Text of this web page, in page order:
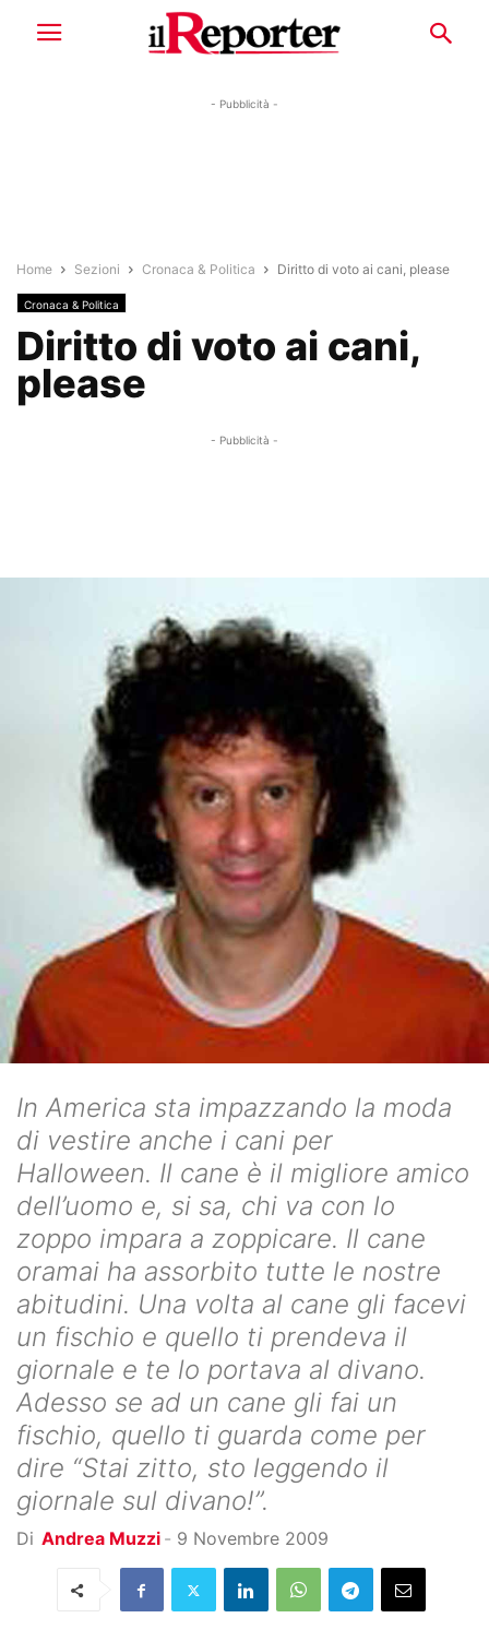
- Pubblicità -
Home Sezioni Cronaca & Politica Diritto di voto ai cani, please
Cronaca & Politica
Diritto di voto ai cani,
please
- Pubblicità -
In America sta impazzando la moda
di vestire anche i cani per
Halloween. Il cane è il migliore amico
dell’uomo e, si sa, chi va con lo
zoppo impara a zoppicare. Il cane
oramai ha assorbito tutte le nostre
abitudini. Una volta al cane gli facevi
un fischio e quello ti prendeva il
giornale e te lo portava al divano.
Adesso se ad un cane gli fai un
fischio, quello ti guarda come per
dire “Stai zitto, sto leggendo il
giornale sul divano!”.
Di Andrea Muzzi - 9 Novembre 2009